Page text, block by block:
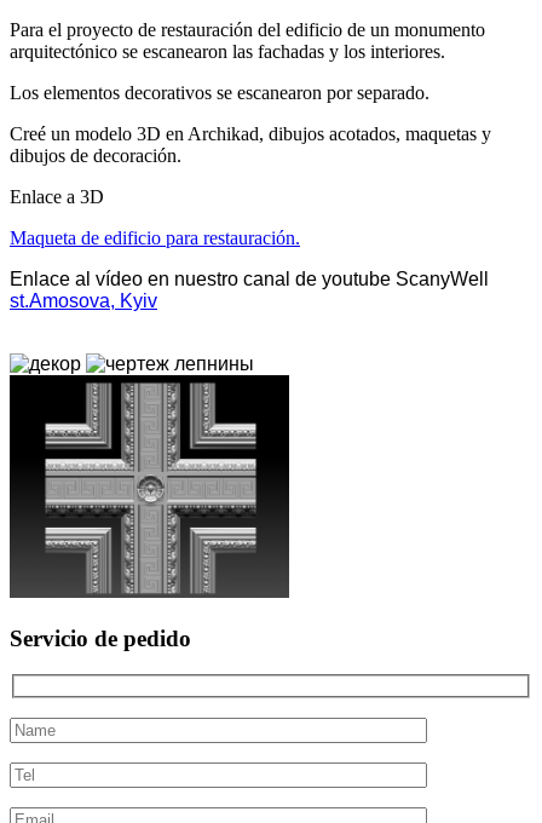
Para el proyecto de restauración del edificio de un monumento
arquitectónico se escanearon las fachadas y los interiores.
Los elementos decorativos se escanearon por separado.
Creé un modelo 3D en Archikad, dibujos acotados, maquetas y
dibujos de decoración.
Enlace a 3D
Maqueta de edificio para restauración.
Enlace al vídeo en nuestro canal de youtube ScanyWell
st.Amosova, Kyiv
Servicio de pedido